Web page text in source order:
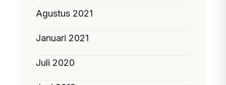
Agustus 2021
Januari 2021
Juli 2020